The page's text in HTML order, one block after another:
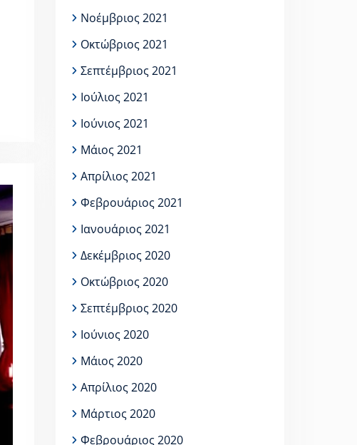
Νοέμβριος 2021
Οκτώβριος 2021
Σεπτέμβριος 2021
Ιούλιος 2021
Ιούνιος 2021
Μάιος 2021
Απρίλιος 2021
Φεβρουάριος 2021
Ιανουάριος 2021
Δεκέμβριος 2020
Οκτώβριος 2020
Σεπτέμβριος 2020
Ιούνιος 2020
Μάιος 2020
Απρίλιος 2020
Μάρτιος 2020
Φεβρουάριος 2020